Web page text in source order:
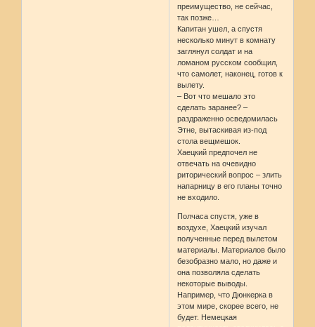
преимущество, не сейчас,
так позже…
Капитан ушел, а спустя
несколько минут в комнату
заглянул солдат и на
ломаном русском сообщил,
что самолет, наконец, готов к
вылету.
– Вот что мешало это
сделать заранее? –
раздраженно осведомилась
Этне, вытаскивая из-под
стола вещмешок.
Хаецкий предпочел не
отвечать на очевидно
риторический вопрос – злить
напарницу в его планы точно
не входило.
Полчаса спустя, уже в
воздухе, Хаецкий изучал
полученные перед вылетом
материалы. Материалов было
безобразно мало, но даже и
она позволяла сделать
некоторые выводы.
Например, что Дюнкерка в
этом мире, скорее всего, не
будет. Немецкая